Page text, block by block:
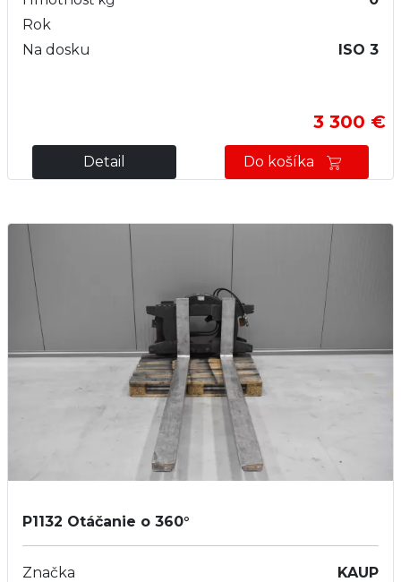
Rok
Na dosku
ISO 3
3 300 €
Detail Do košíka
P1132 Otáčanie o 360°
Značka
KAUP